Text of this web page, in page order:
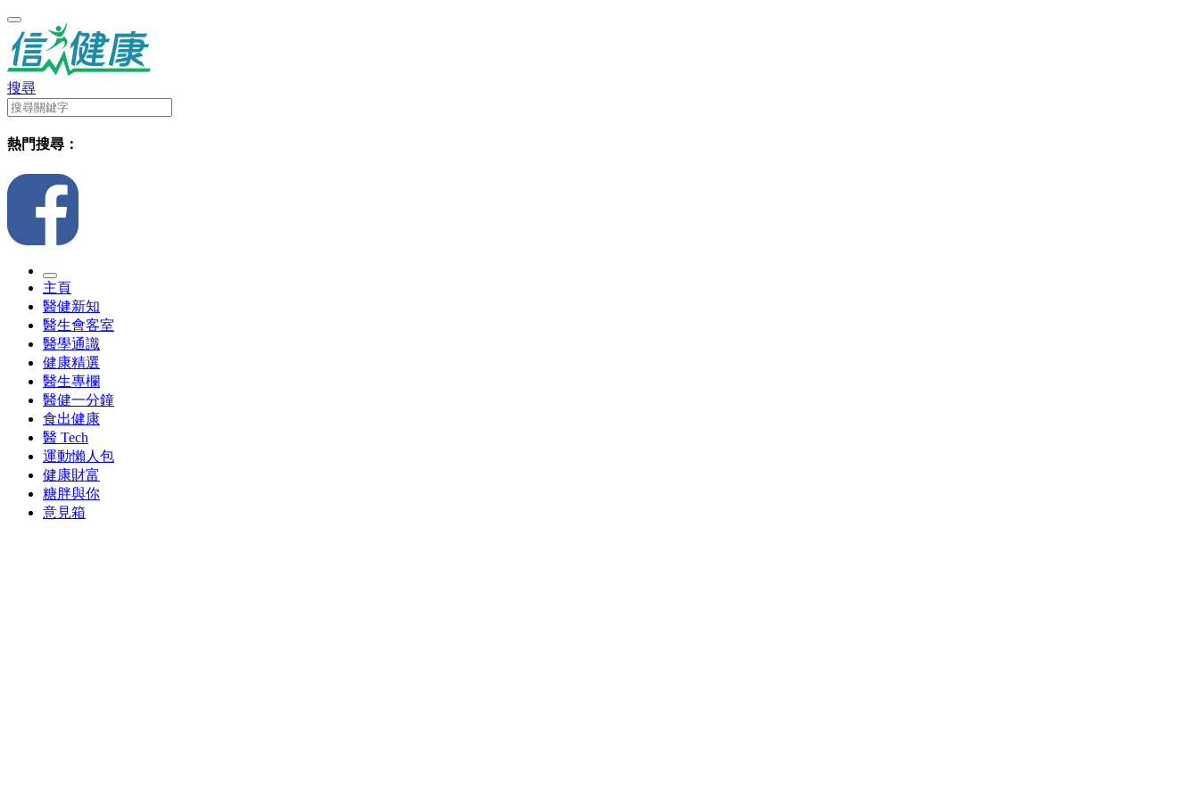
搜尋
熱門搜尋：
主頁
醫健新知
醫生會客室
醫學通識
健康精選
醫生專欄
醫健一分鐘
食出健康
醫 Tech
運動懶人包
健康財富
糖胖與你
意見箱